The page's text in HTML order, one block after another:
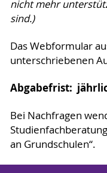
nicht mehr
sind.)
Das Webformular
unterschriebenen
Abgabefrist:
Bei Nachfragen
an Grundschulen“.